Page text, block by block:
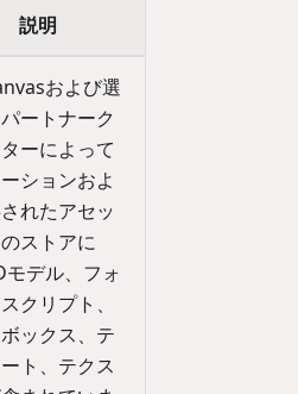
説明
および選
ートナーク
ーによって
ションおよ
れたアセッ
ストアに
モデル、フォ
クリプト、
ックス、テ
ト、テクス